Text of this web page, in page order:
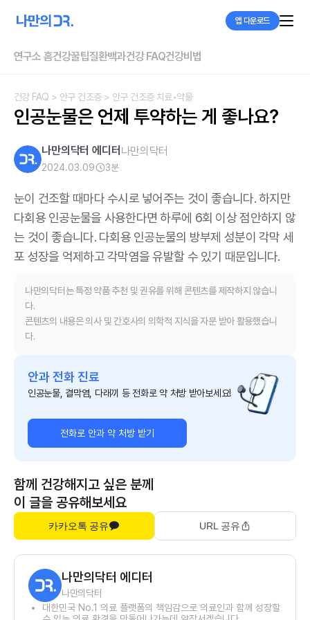
앱 다운로드
연구소 홈건강꿀팁질환백과건강 FAQ건강비법
건강 FAQ > 안구 건조증> 안구 건조증 치료•약물
인공눈물은 언제 투약하는 게 좋나요?
나만의닥터 에디터 나만의닥터
2024.03.09 3분
눈이 건조할 때마다 수시로 넣어주는 것이 좋습니다. 하지만
다회용 인공눈물을 사용한다면 하루에 6회 이상 점안하지 않
는 것이 좋습니다. 다회용 인공눈물의 방부제 성분이 각막 세
포 성장을 억제하고 각막염을 유발할 수 있기 때문입니다.
나만의닥터는 특정 약품 추천 및 권유를 위해 콘텐츠를 제작하지 않습니
다.
콘텐츠의 내용은 의사 및 간호사의 의학적 지식을 자문 받아 활용했습니
다.
안과 전화 진료
인공눈물, 결막염, 다래끼 등 전화로 약 처방 받아보세요!
전화로 안과 약 처방 받기
함께 건강해지고 싶은 분께
이 글을 공유해보세요
카카오톡 공유 URL 공유
나만의닥터 에디터
나만의닥터
대한민국 No.1 의료 플랫폼의 책임감으로 의료인과 함께 성장할